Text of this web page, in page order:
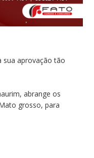
sua aprovação tão
abrange os
grosso, para